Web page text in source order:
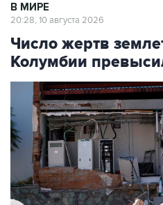
В МИРЕ
20:28, 10 августа 2026
Число жертв
Колумбии